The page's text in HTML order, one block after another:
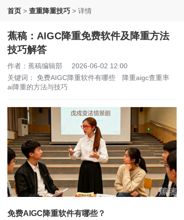
首页 > 查重降重技巧 > 详情
蕉稿：AIGC降重免费软件及降重方法
技巧解答
作者：蕉稿编辑部
2026-06-02 12:00
关键词： 免费AIGC降重软件有哪些
降重aigc查重率
ai降重的方法与技巧
免费AIGC降重软件有哪些？